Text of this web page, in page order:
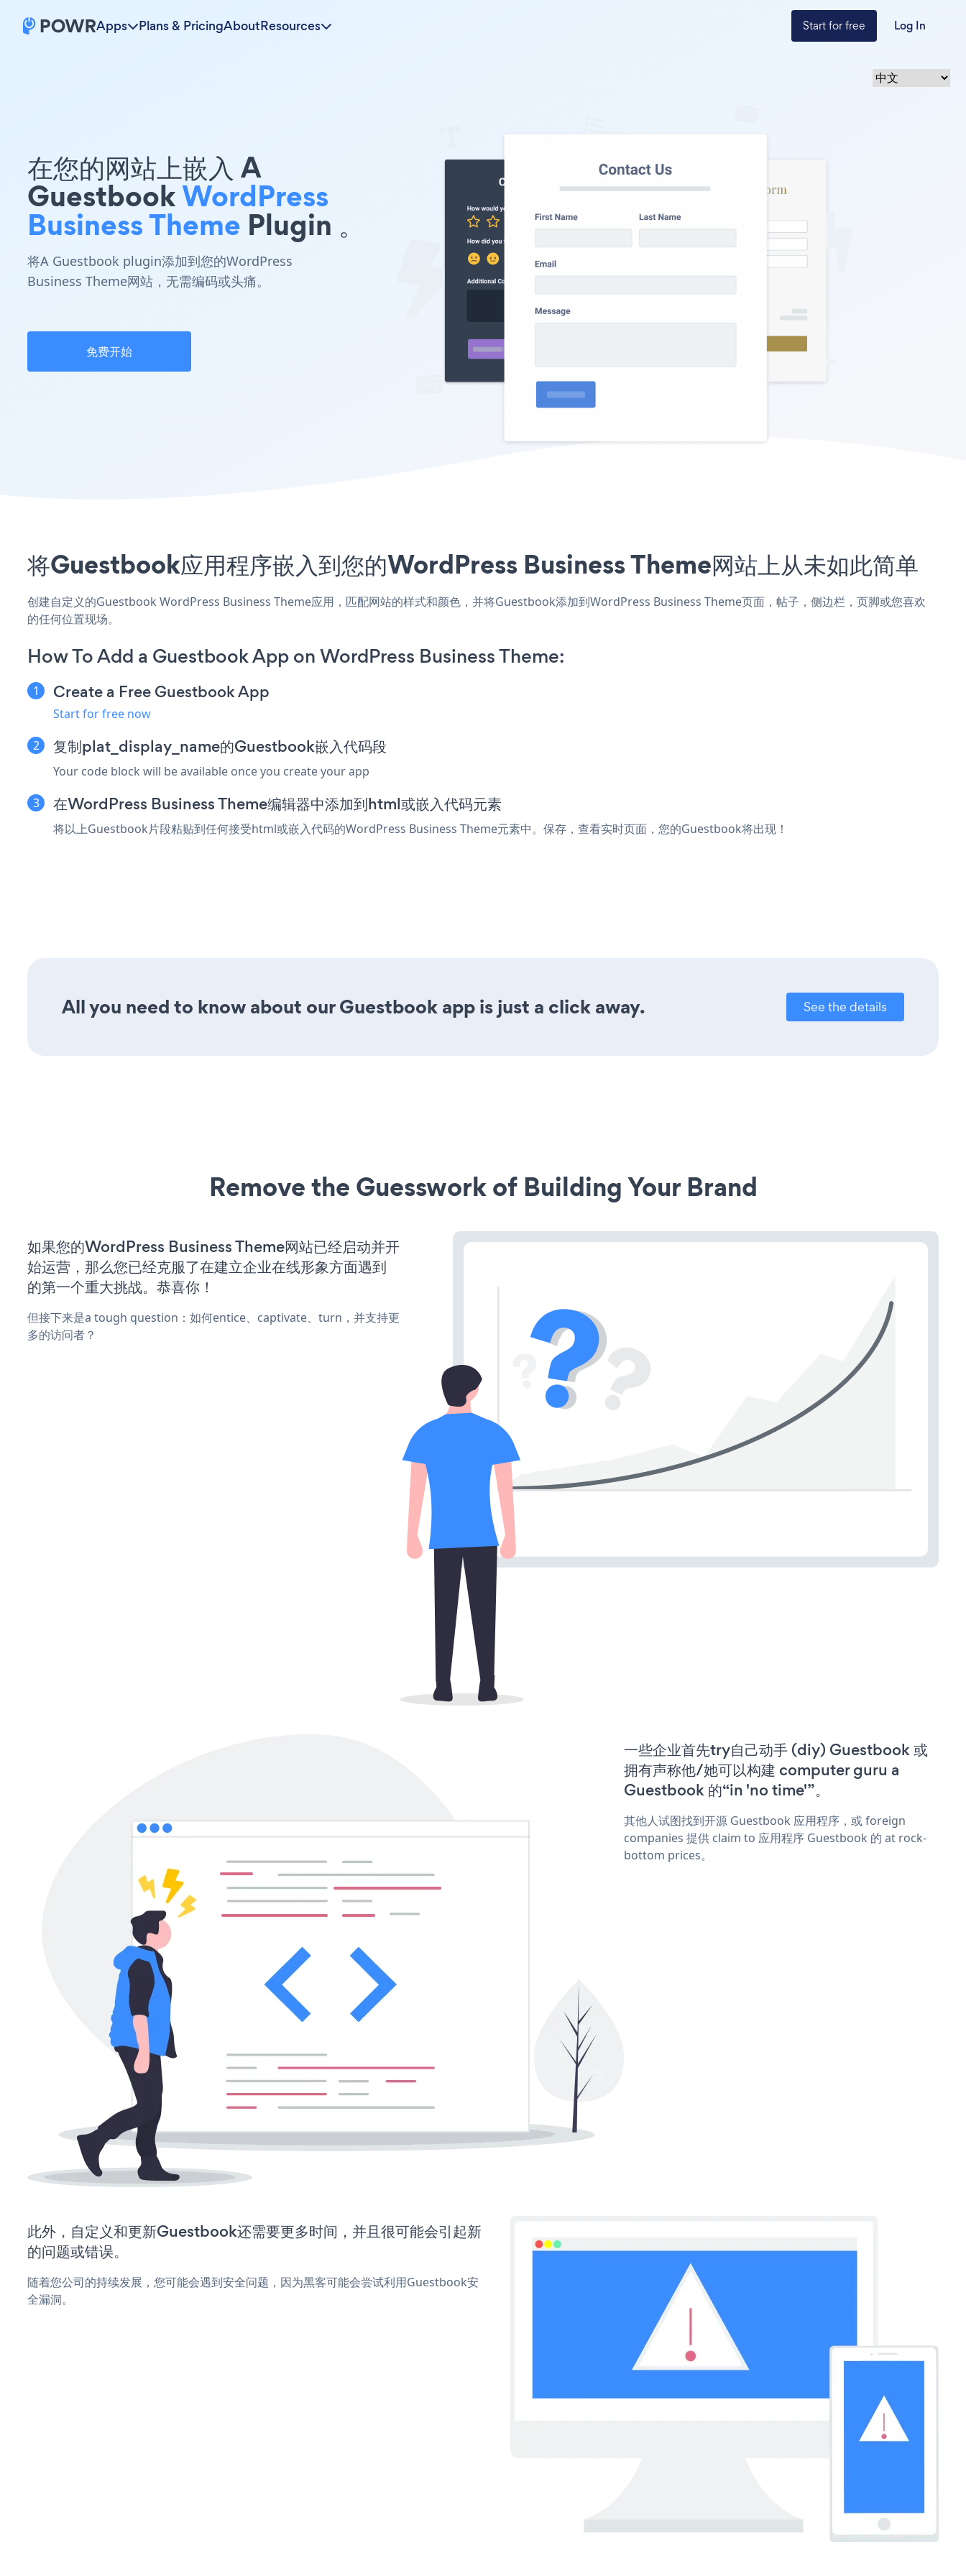
Apps Plans & PricingAboutResources Start for free Log In
在您的网站上嵌入 A
GuestbookWordPress
Business Theme Plugin 。
将A Guestbook plugin添加到您的WordPress
Business Theme网站，无需编码或头痛。
免费开始
将Guestbook应用程序嵌入到您的WordPress Business Theme网站上从未如此简单
创建自定义的Guestbook WordPress Business Theme应用，匹配网站的样式和颜色，并将Guestbook添加到WordPress Business Theme页面，帖子，侧边栏，页脚或您喜欢
的任何位置现场。
How To Add a Guestbook App on WordPress Business Theme:
Create a Free Guestbook App
Start for free now
复制plat_display_name的Guestbook嵌入代码段
Your code block will be available once you create your app
在WordPress Business Theme编辑器中添加到html或嵌入代码元素
将以上Guestbook片段粘贴到任何接受html或嵌入代码的WordPress Business Theme元素中。保存，查看实时页面，您的Guestbook将出现！
All you need to know about our Guestbook app is just a click away. See the details
Remove the Guesswork of Building Your Brand
如果您的WordPress Business Theme网站已经启动并开
始运营，那么您已经克服了在建立企业在线形象方面遇到
的第一个重大挑战。恭喜你！
但接下来是a tough question：如何entice、captivate、turn，并支持更
多的访问者？
一些企业首先try自己动手 (diy) Guestbook 或
拥有声称他/她可以构建 computer guru a
Guestbook 的“in 'no time'”。
其他人试图找到开源 Guestbook 应用程序，或 foreign
companies 提供 claim to 应用程序 Guestbook 的 at rock-
bottom prices。
此外，自定义和更新Guestbook还需要更多时间，并且很可能会引起新
的问题或错误。
随着您公司的持续发展，您可能会遇到安全问题，因为黑客可能会尝试利用Guestbook安
全漏洞。